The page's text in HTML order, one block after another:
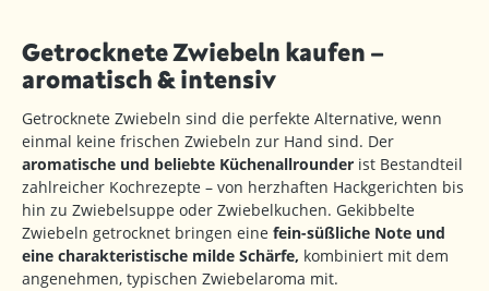
Getrocknete Zwiebeln kaufen –
aromatisch & intensiv
Getrocknete Zwiebeln sind die perfekte Alternative, wenn
einmal keine frischen Zwiebeln zur Hand sind. Der
aromatische und beliebte Küchenallrounder ist Bestandteil
zahlreicher Kochrezepte – von herzhaften Hackgerichten bis
hin zu Zwiebelsuppe oder Zwiebelkuchen. Gekibbelte
Zwiebeln getrocknet bringen eine fein-süßliche Note und
eine charakteristische milde Schärfe, kombiniert mit dem
angenehmen, typischen Zwiebelaroma mit.